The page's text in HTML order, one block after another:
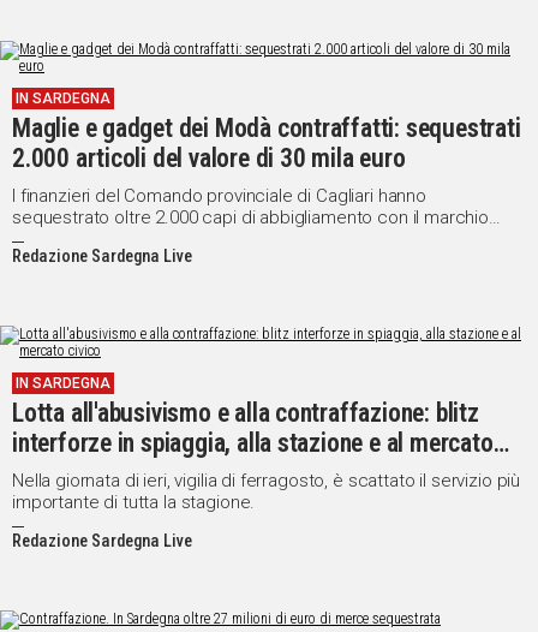
IN SARDEGNA
Maglie e gadget dei Modà contraffatti: sequestrati
2.000 articoli del valore di 30 mila euro
I finanzieri del Comando provinciale di Cagliari hanno
sequestrato oltre 2.000 capi di abbigliamento con il marchio
contraffatto del gruppo musicale “Modà” e denunciato cinque
persone.
Redazione Sardegna Live
IN SARDEGNA
Lotta all'abusivismo e alla contraffazione: blitz
interforze in spiaggia, alla stazione e al mercato
civico
Nella giornata di ieri, vigilia di ferragosto, è scattato il servizio più
importante di tutta la stagione.
Redazione Sardegna Live